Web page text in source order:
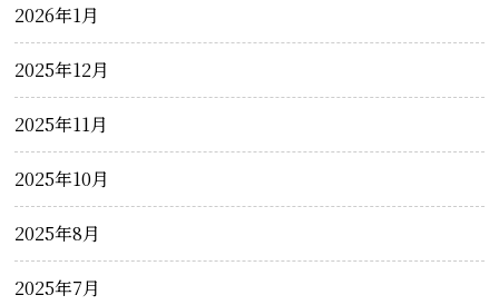
2026年1月
2025年12月
2025年11月
2025年10月
2025年8月
2025年7月